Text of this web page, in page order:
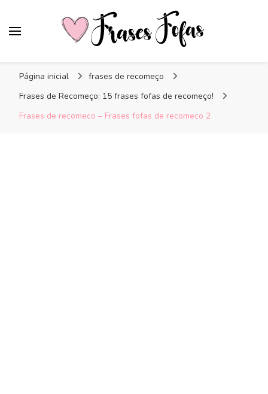
Página inicial
frases de recomeço
Frases de Recomeço: 15 frases fofas de recomeço!
Frases de recomeco – Frases fofas de recomeco 2